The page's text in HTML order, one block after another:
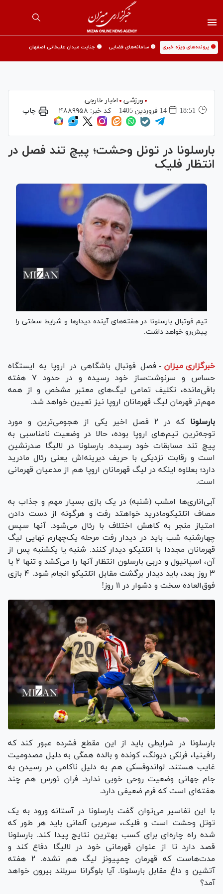
🟡 پرونده‌های ویژه خبری 🟡 سامانه‌های قضایی 🟡 جنایت میدان علیخانی اصفهان
ورزشی
اخبار خارجی
18:51
14 فروردين 1405 کد خبر: ۴۸۸۹۹۵۸ چاپ
بارسلونا در تونل وحشت؛ پیچ تند فصل در
انتظار فلیک
تیم فوتبال بارسلونا در هفته‌های آینده دیدار‌ها و شرایط سختی را
پیش‌رو خواهد داشت.
خبرگزاری میزان - فصل فوتبال باشگاهی در اروپا به ایستگاه
حساس و سرنوشت‌ساز خود رسیده و در حدود ۷ هفته
باقی‌مانده، تکلیف تمامی لیگ‌های معتبر مشخص و از همه
مهم‌تر قهرمان لیگ قهرمانان اروپا نیز تعیین خواهد شد.
بارسلونا
که در ۲ فصل اخیر یکی از هجومی‌ترین و مورد
توجه‌ترین تیم‌های اروپا بوده، حالا در وضعیت نامناسبی به
پیچ تند مسابقات خود رسیده. بارسلونا در لالیگا صدرنشین
است و رقابت نزدیکی با حریف دیرینه‌اش یعنی رئال مادرید
دارد؛ بعلاوه اینکه در لیگ قهرمانان اروپا هم از مدعیان قهرمانی
است.
آبی‌اناری‌ها امشب (شنبه) در یک بازی بسیار مهم و جذاب به
مصاف اتلتیکومادرید خواهتد رفت و هرگونه از دست دادن
امتیاز منجر به کاهش اختلاف با رئال می‌شود. آنها سپس
چهارشنبه شب باید در دیدار رفت مرحله یک‌چهارم نهایی لیگ
قهرمانان مجددا با اتلتیکو دیدار کنند. شنبه یا یکشنبه پس از
آن، اسپانیول و دربی بارسلون انتظار آنها را می‌کشد و تنها ۲ یا
۳ روز بعد، باید دیدار برگشت مقابل اتلتیکو انجام شود. ۴ بازی
فوق‌العاده سخت و دشوار در ۱۱ روز!
بارسلونا در شرایطی باید از این مقطع فشرده عبور کند که
رافینیا، فرنکی دیونگ، کونده و بالده همگی به دلیل مصدومیت
غایب هستند. لواندوفسکی هم به دلیل ناکامی در رسیدن به
جام جهانی وضعیت روحی خوبی ندارد. فران تورس هم چند
هفته‌ای است که فرم ضعیفی دارد.
با این تفاسیر می‌توان گفت بارسلونا در آستانه ورود به یک
توتل وحشت است و فلیک، سرمربی آلمانی باید هر طور که
شده راه چاره‌ای برای کسب بهترین نتایج پیدا کند. بارسلونا
قصد دارد تا از عنوان قهرمانی خود در لالیگا دفاع کند و
مدت‌هاست که قهرمان چمپیونز لیگ هم نشده. ۲ هفته
آتشین و داغ مقابل بارسلونا. آیا بلوگرانا سربلند بیرون خواهد
آمد؟